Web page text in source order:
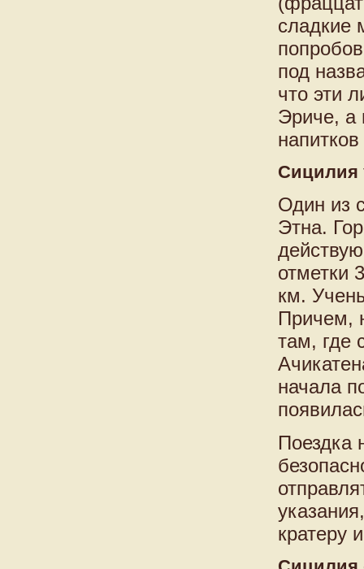
сладкие
под
что эти
Эриче, а
Сицилия
Один из
Этна.
отметки
км.
Причем,
там, где
начала
Поездка
кратеру